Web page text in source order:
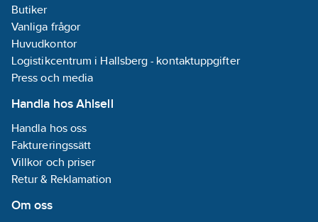
Butiker
Vanliga frågor
Huvudkontor
Logistikcentrum i Hallsberg - kontaktuppgifter
Press och media
Handla hos Ahlsell
Handla hos oss
Faktureringssätt
Villkor och priser
Retur & Reklamation
Om oss